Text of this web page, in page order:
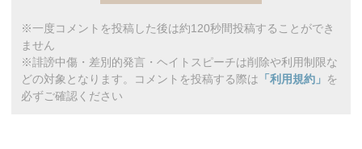
※一度コメントを投稿した後は約120秒間投稿することができ
ません
※誹謗中傷・差別的発言・ヘイトスピーチは削除や利用制限な
どの対象となります。コメントを投稿する際は 「利用規約」 を
必ずご確認ください